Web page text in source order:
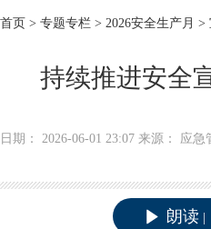
首页 > 专题专栏 > 2026安全生产月 >
持续推进安全
日期： 2026-06-01 23:07 来源： 应急
朗读